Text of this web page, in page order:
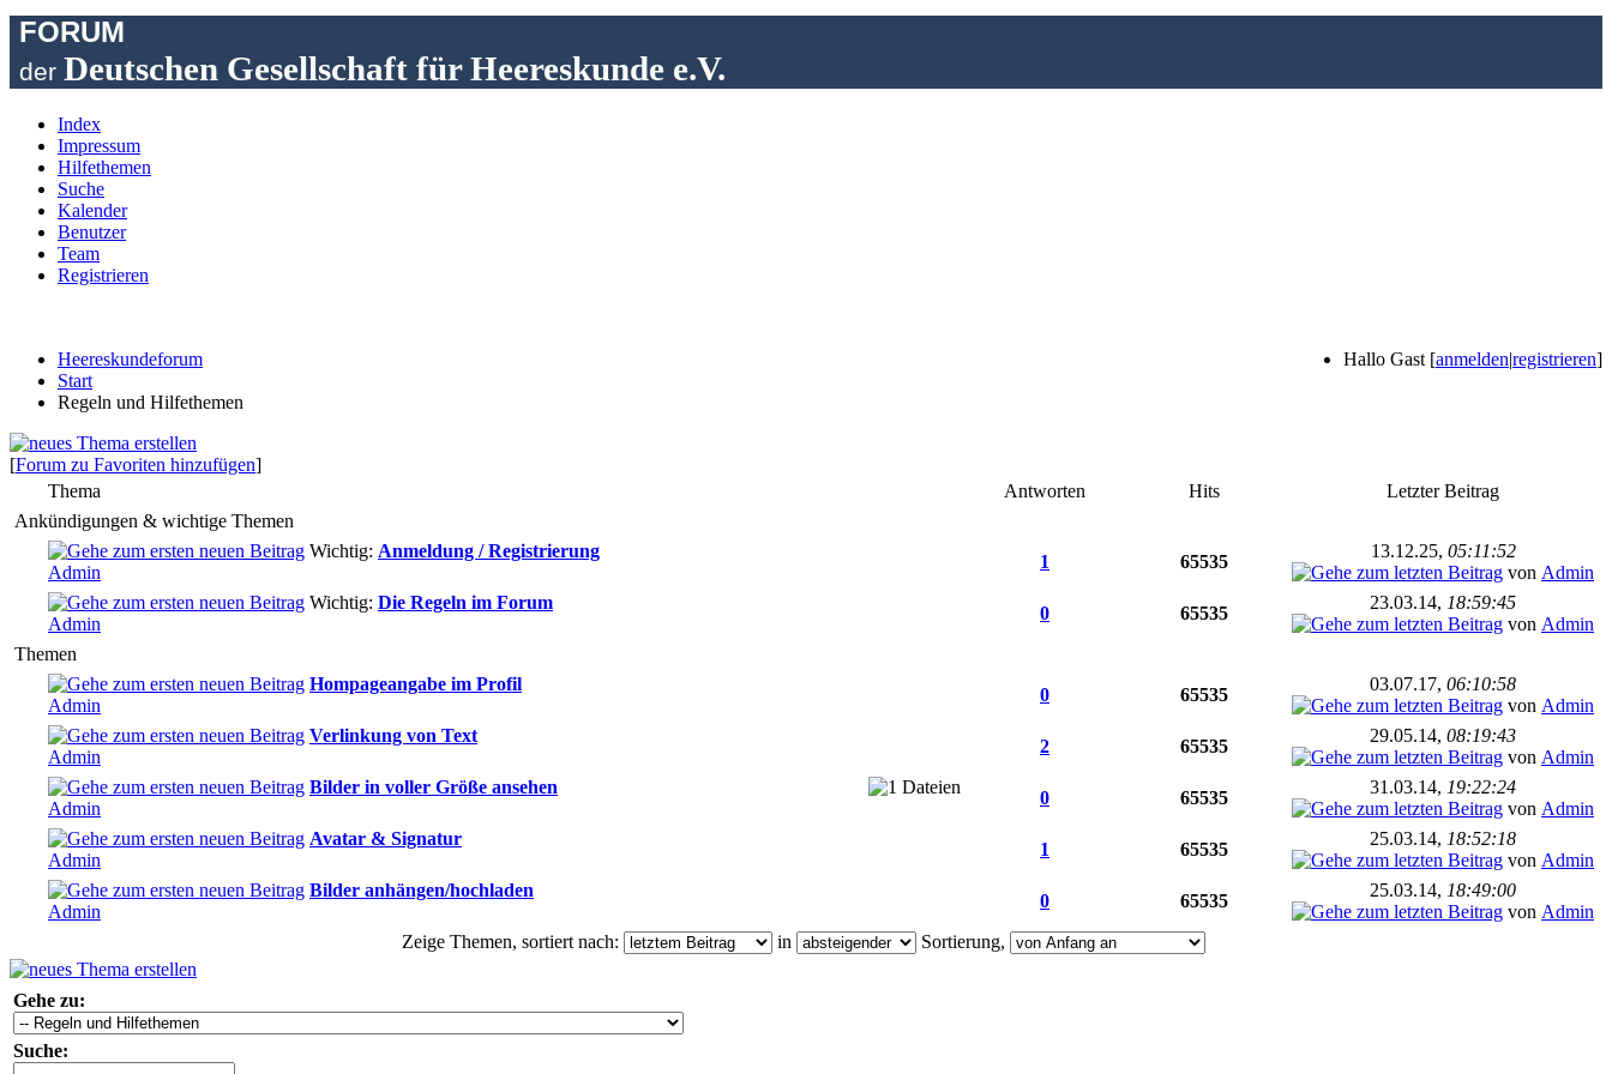
FORUM
der Deutschen Gesellschaft für Heereskunde e.V.
Index
Impressum
Hilfethemen
Suche
Kalender
Benutzer
Team
Registrieren
Hallo Gast [anmelden|registrieren]
Heereskundeforum
Start
Regeln und Hilfethemen
[Forum zu Favoriten hinzufügen]
Thema
Antworten Hits
Letzter Beitrag
Ankündigungen & wichtige Themen
Wichtig: Anmeldung / Registrierung
Admin
1 65535
13.12.25, 05:11:52
von Admin
Wichtig: Die Regeln im Forum
Admin
0 65535
23.03.14, 18:59:45
von Admin
Themen
Hompageangabe im Profil
Admin
0 65535
03.07.17, 06:10:58
von Admin
Verlinkung von Text
Admin
2 65535
29.05.14, 08:19:43
von Admin
Bilder in voller Größe ansehen
Admin
0 65535
31.03.14, 19:22:24
von Admin
Avatar & Signatur
Admin
1 65535
25.03.14, 18:52:18
von Admin
Bilder anhängen/hochladen
Admin
0 65535
25.03.14, 18:49:00
von Admin
Zeige Themen, sortiert nach:
in Sortierung,
Gehe zu:
Suche: